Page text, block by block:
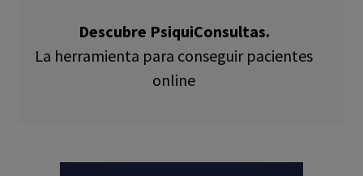
Descubre PsiquiConsultas.
La herramienta para conseguir pacientes
online